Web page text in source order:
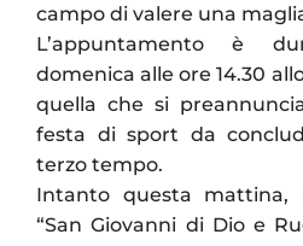
campo di valere una
L’appuntamento è
domenica alle ore 14.30
quella che si
festa di sport da
terzo tempo.
Intanto questa mattina,
“San Giovanni di Dio e